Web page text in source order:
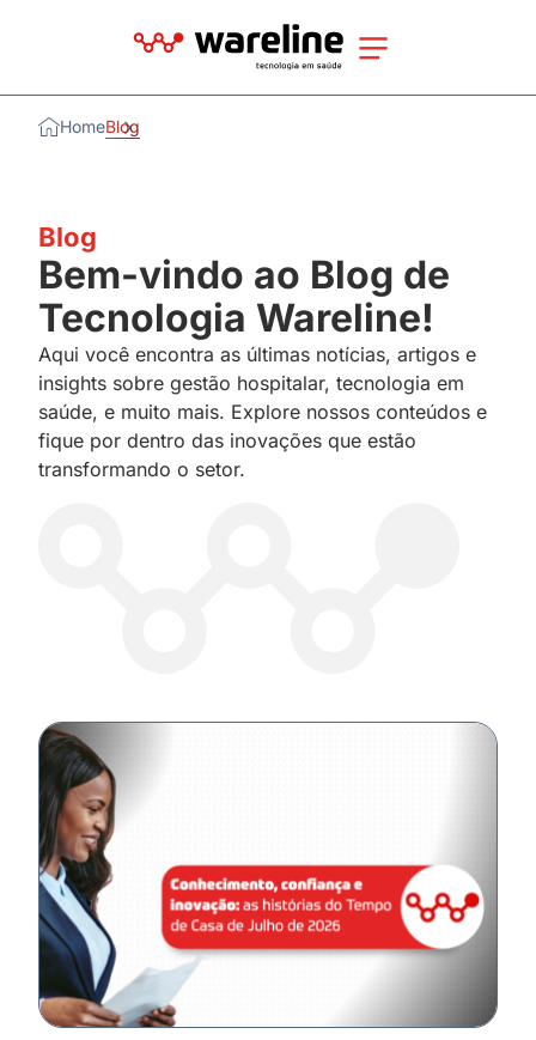
HomeBlog
Blog
Bem-vindo ao Blog de
Tecnologia Wareline!
Aqui você encontra as últimas notícias, artigos e
insights sobre gestão hospitalar, tecnologia em
saúde, e muito mais. Explore nossos conteúdos e
fique por dentro das inovações que estão
transformando o setor.